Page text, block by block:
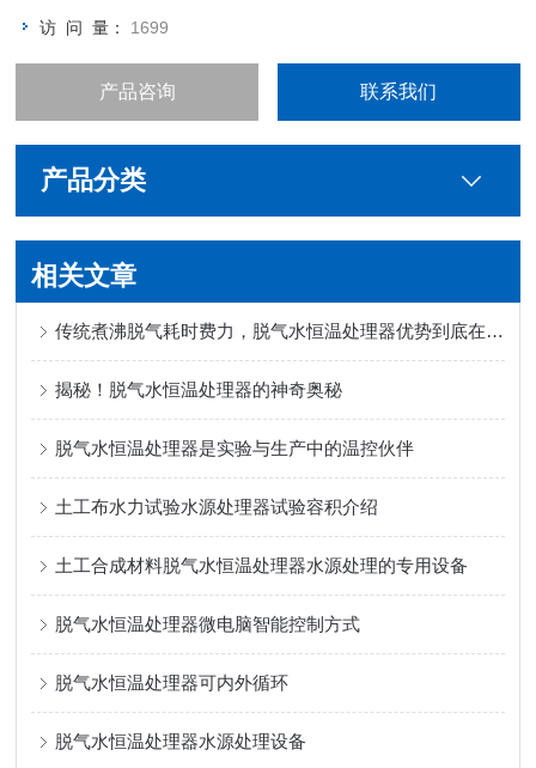
访 问 量： 1699
产品咨询 联系我们
产品分类
相关文章
传统煮沸脱气耗时费力，脱气水恒温处理器优势到底在哪？
揭秘！脱气水恒温处理器的神奇奥秘
脱气水恒温处理器是实验与生产中的温控伙伴
土工布水力试验水源处理器试验容积介绍
土工合成材料脱气水恒温处理器水源处理的专用设备
脱气水恒温处理器微电脑智能控制方式
脱气水恒温处理器可内外循环
脱气水恒温处理器水源处理设备